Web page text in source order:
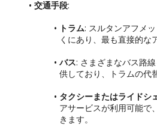
交通手段:
トラム: スルタンアフメ
くにあり、最も直接的な
バス: さまざまなバス路
供しており、トラムの代
タクシーまたはライドシ
アサービスが利用可能で
きます。